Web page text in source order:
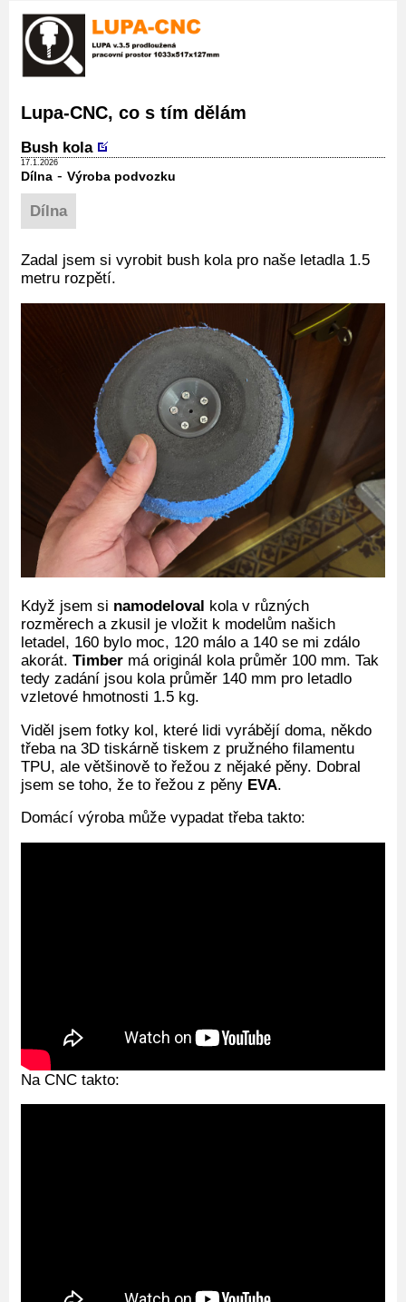
Lupa-CNC, co s tím dělám
Bush kola
17.1.2026
Dílna - Výroba podvozku
Dílna
Zadal jsem si vyrobit bush kola pro naše letadla 1.5
metru rozpětí.
Když jsem si namodeloval kola v různých
rozměrech a zkusil je vložit k modelům našich
letadel, 160 bylo moc, 120 málo a 140 se mi zdálo
akorát. Timber má originál kola průměr 100 mm. Tak
tedy zadání jsou kola průměr 140 mm pro letadlo
vzletové hmotnosti 1.5 kg.
Viděl jsem fotky kol, které lidi vyrábějí doma, někdo
třeba na 3D tiskárně tiskem z pružného filamentu
TPU, ale většinově to řežou z nějaké pěny. Dobral
jsem se toho, že to řežou z pěny EVA.
Domácí výroba může vypadat třeba takto:
Na CNC takto: